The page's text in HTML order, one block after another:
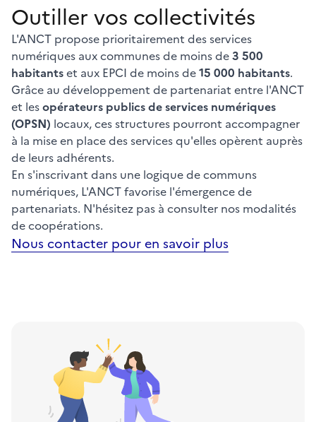
Outiller vos collectivités
L'ANCT propose prioritairement des services
numériques aux communes de moins de3 500
habitantset aux EPCI de moins de15 000 habitants.
Grâce au développement de partenariat entre l'ANCT
et lesopérateurs publics de services numériques
(OPSN) locaux, ces structures pourront accompagner
à la mise en place des services qu'elles opèrent auprès
de leurs adhérents.
En s'inscrivant dans une logique de communs
numériques, L'ANCT favorise l'émergence de
partenariats. N'hésitez pas à consulter nos modalités
de coopérations.
Nous contacter pour en savoir plus